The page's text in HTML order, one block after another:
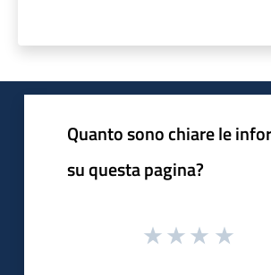
Quanto sono chiare le
su questa pagina?